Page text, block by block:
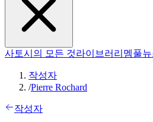
사토시의 모든 것라이브러리 멤풀
작성자
/Pierre Rochard
작성자